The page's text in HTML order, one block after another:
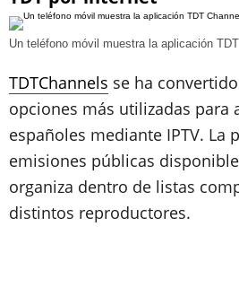
Un teléfono móvil muestra la aplicación
TDTChannels se ha
opciones más utilizadas para
españoles mediante IPTV. La
emisiones públicas
organiza dentro de listas
distintos reproductores.